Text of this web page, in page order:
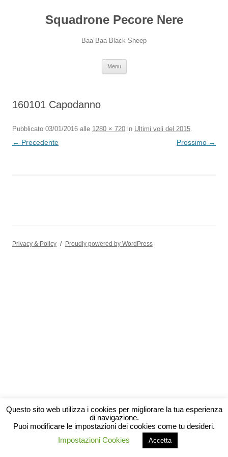
Squadrone Pecore Nere
Baa Baa Black Sheep
Menu
160101 Capodanno
Pubblicato 03/01/2016 alle 1280 × 720 in Ultimi voli del 2015.
← Precedente Prossimo →
Privacy & Policy Proudly powered by WordPress
Questo sito web utilizza i cookies per migliorare la tua esperienza
di navigazione.
Puoi modificare le impostazioni dei cookies come tu desideri.
Impostazioni Cookies
Accetta